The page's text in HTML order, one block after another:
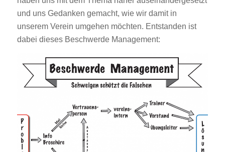
und uns Gedanken gemacht, wie wir damit in
unserem Verein umgehen möchten. Entstanden ist
dabei dieses Beschwerde Management: